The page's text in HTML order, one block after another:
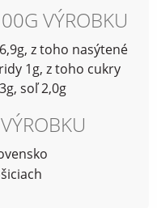
VÝROBKU
z toho nasýtené
1g, z toho cukry
soľ 2,0g